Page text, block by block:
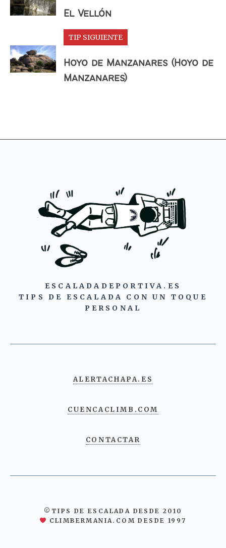
El Vellón
TIP SIGUIENTE
Hoyo de Manzanares (Hoyo de
Manzanares)
ESCALADADEPORTIVA.ES
TIPS DE ESCALADA CON UN TOQUE
PERSONAL
ALERTACHAPA.ES
CUENCACLIMB.COM
CONTACTAR
©TIPS DE ESCALADA DESDE 2010
CLIMBERMANIA.COM DESDE 1997